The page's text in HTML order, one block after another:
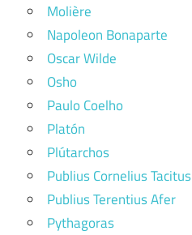
Molière
Napoleon Bonaparte
Oscar Wilde
Osho
Paulo Coelho
Platón
Plútarchos
Publius Cornelius Tacitus
Publius Terentius Afer
Pythagoras